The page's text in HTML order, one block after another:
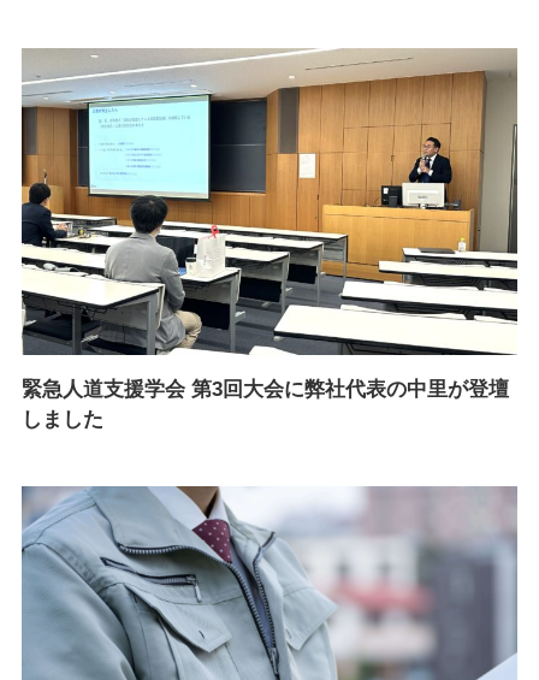
緊急人道支援学会 第3回大会に弊社代表の中里が登壇
しました